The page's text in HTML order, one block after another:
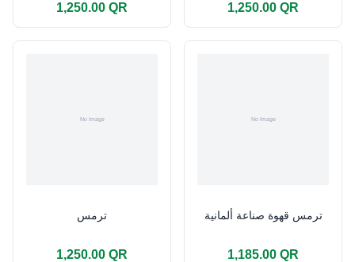
1,250.00 QR 1,250.00 QR
ترمس
1,250.00 QR
ترمس قهوة صناعة ألمانية
1,185.00 QR